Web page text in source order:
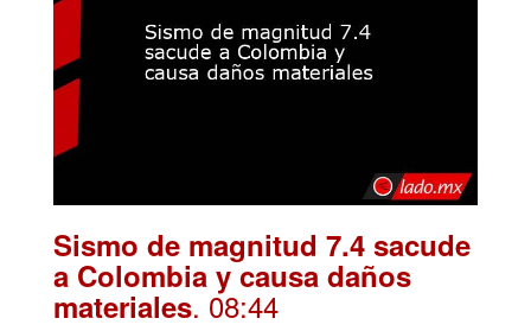
Sismo de magnitud 7.4 sacude
a Colombia y causa daños
materiales. 08:44